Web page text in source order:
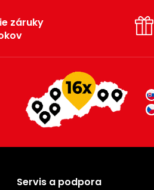
záruky
Servis a podpora